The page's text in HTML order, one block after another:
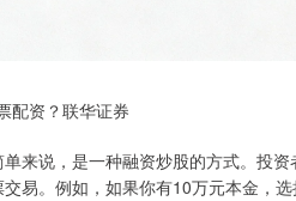
配资？联华证券
来说，是一种融资炒股的方式。投
易。例如，如果你有10万元本金，